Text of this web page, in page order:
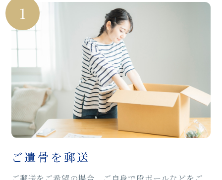
1
ご遺骨を郵送